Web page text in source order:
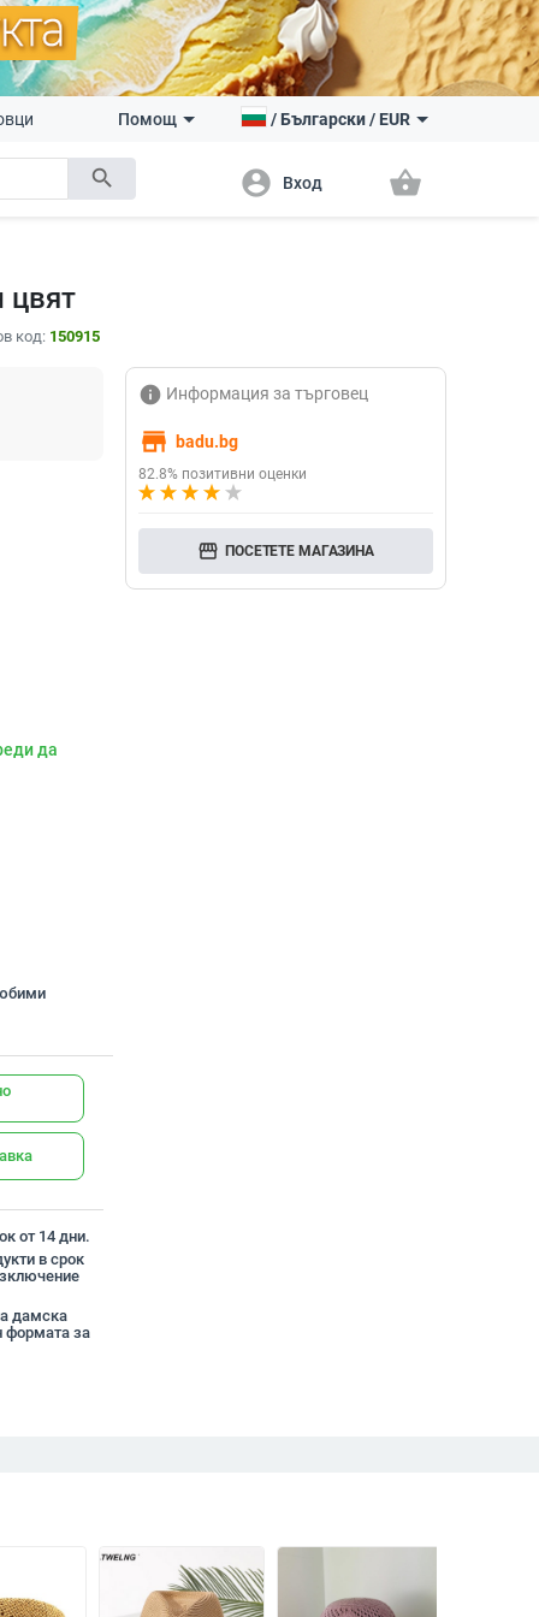
search
Помощ /Български/ EUR
account_circle Вход shopping_basket
цвят
код: 150915
да
от 14 дни.
в срок
дамска
формата за
info Информация за търговец
store badu.bg
82.8% позитивни оценки
storefront ПОСЕТЕТЕ МАГАЗИНА